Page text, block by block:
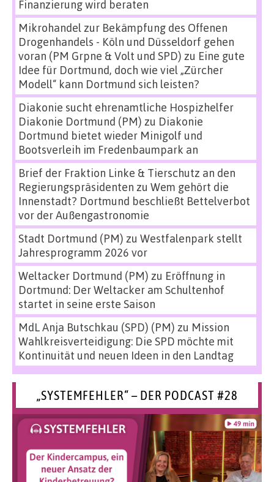
Finanzierung wird beraten
Mikrohandel zur Bekämpfung des Offenen
Drogenhandels - Köln und Düsseldorf gehen
voran (PM Grpne & Volt und SPD) zu Eine gute
Idee für Dortmund, doch wie viel „Zürcher
Modell“ kann Dortmund sich leisten?
Diakonie sucht ehrenamtliche Hospizhelfer
Diakonie Dortmund (PM) zu Diakonie
Dortmund bietet wieder Minigolf und
Bootsverleih im Fredenbaumpark an
Brief der Fraktion Linke & Tierschutz an den
Regierungspräsidenten zu Wem gehört die
Innenstadt? Dortmund beschließt Bettelverbot
vor der Außengastronomie
Stadt Dortmund (PM) zu Westfalenpark stellt
Jahresprogramm 2026 vor
Weltacker Dortmund (PM) zu Eröffnung in
Dortmund: Der Weltacker am Schultenhof
startet in seine erste Saison
MdL Anja Butschkau (SPD) (PM) zu Mission
Wahlkreisverteidigung: Die SPD möchte mit
Kontinuität und neuen Ideen in den Landtag
„SYSTEMFEHLER“ – DER PODCAST #28